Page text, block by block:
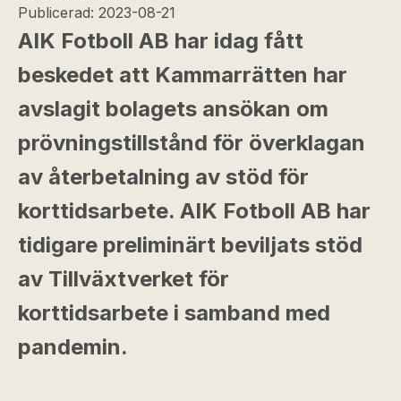
Publicerad: 2023-08-21
AIK Fotboll AB har idag fått
beskedet att Kammarrätten har
avslagit bolagets ansökan om
prövningstillstånd för överklagan
av återbetalning av stöd för
korttidsarbete. AIK Fotboll AB har
tidigare preliminärt beviljats stöd
av Tillväxtverket för
korttidsarbete i samband med
pandemin.